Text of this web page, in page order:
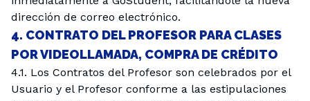
dirección de correo electrónico.
4. CONTRATO DEL PROFESOR PARA CLASES
POR VIDEOLLAMADA, COMPRA DE CRÉDITO
4.1. Los Contratos del Profesor son celebrados por el
Usuario y el Profesor conforme a las estipulaciones